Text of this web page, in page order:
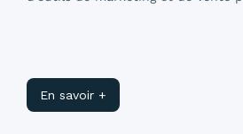
En savoir +